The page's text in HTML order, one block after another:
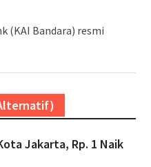
(KAI Bandara) resmi
Jakarta, Rp. 1 Naik